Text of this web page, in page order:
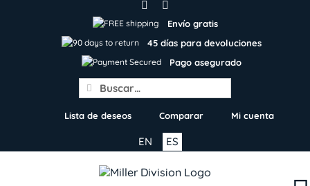
Envío gratis
45 días para devoluciones
Pago asegurado
Search
for:
Lista de deseos Comparar Mi cuenta
ES
EN